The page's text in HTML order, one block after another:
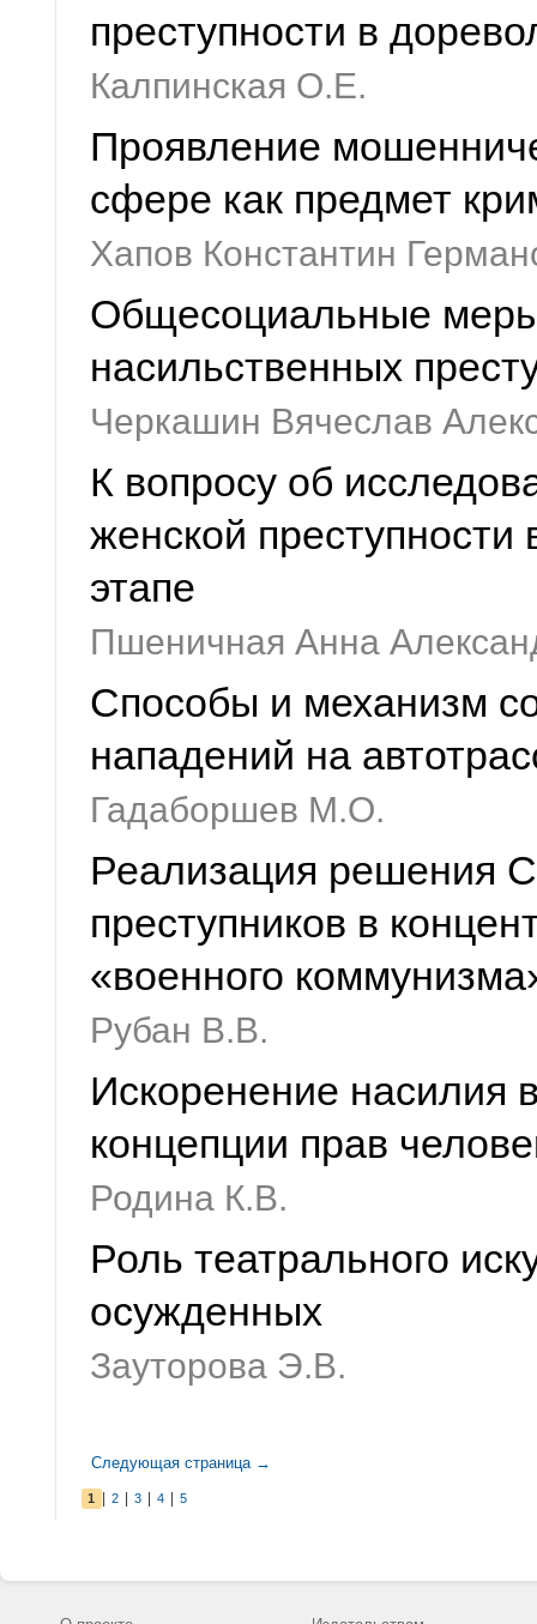
преступности в
Калпинская О.Е.
Проявление
сфере как предмет
Хапов Константин
Общесоциальные
насильственных
Черкашин Вячеслав
К вопросу об
женской
этапе
Пшеничная Анна
Способы и механизм
нападений на
Гадаборшев М.О.
Реализация решения
преступников в
«военного
Рубан В.В.
Искоренение насилия
концепции прав
Родина К.В.
Роль театрального
осужденных
Зауторова Э.В.
Следующая страница →
1 2 3 4 5